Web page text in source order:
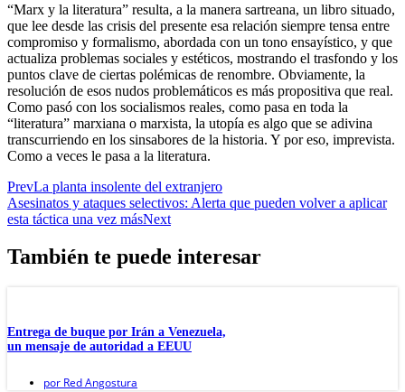
“Marx y la literatura” resulta, a la manera sartreana, un libro situado,
que lee desde las crisis del presente esa relación siempre tensa entre
compromiso y formalismo, abordada con un tono ensayístico, y que
actualiza problemas sociales y estéticos, mostrando el trasfondo y los
puntos clave de ciertas polémicas de renombre. Obviamente, la
resolución de esos nudos problemáticos es más propositiva que real.
Como pasó con los socialismos reales, como pasa en toda la
“literatura” marxiana o marxista, la utopía es algo que se adivina
transcurriendo en los sinsabores de la historia. Y por eso, imprevista.
Como a veces le pasa a la literatura.
PrevLa planta insolente del extranjero
Asesinatos y ataques selectivos: Alerta que pueden volver a aplicar
esta táctica una vez másNext
También te puede interesar
Entrega de buque por Irán a Venezuela,
un mensaje de autoridad a EEUU
por Red Angostura